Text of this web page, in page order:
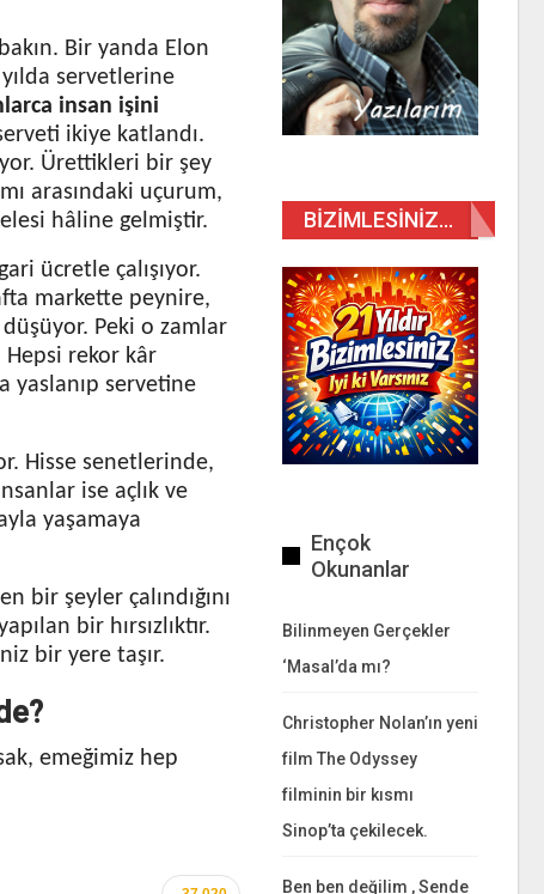
Bir yanda Elon
servetlerine
insan işini
ikiye katlandı.
Ürettikleri bir şey
arasındaki uçurum,
hâline gelmiştir.
ücretle çalışıyor.
markette peynire,
Peki o zamlar
Hepsi rekor kâr
yaslanıp servetine
Hisse senetlerinde,
ise açlık ve
yaşamaya
bir şeyler çalındığını
bir hırsızlıktır.
bir yere taşır.
emeğimiz hep
BIZIMLESINIZ…
Ençok
Okunanlar
Bilinmeyen Gerçekler
‘Masal’da mı?
Christopher Nolan’ın yeni
film The Odyssey
filminin bir kısmı
Sinop’ta çekilecek.
Ben ben değilim , Sende